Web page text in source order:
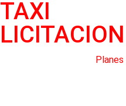
TAXI